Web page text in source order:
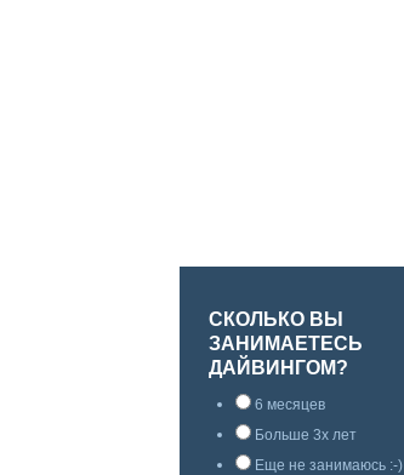
СКОЛЬКО ВЫ
ЗАНИМАЕТЕСЬ
ДАЙВИНГОМ?
6 месяцев
Больше 3х лет
Еще не занимаюсь :-)